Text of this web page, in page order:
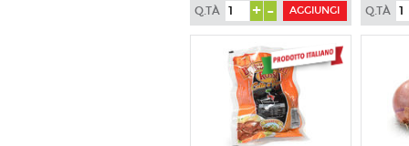
Q.TÀ
+ -
Q.TÀ